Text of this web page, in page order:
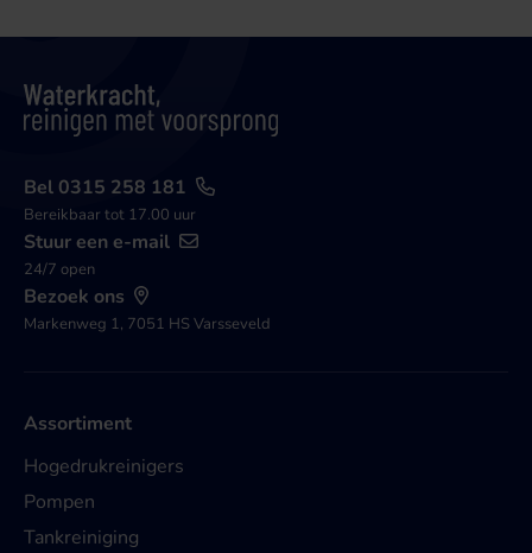
Bel 0315 258 181
Bereikbaar tot 17.00 uur
Stuur een e-mail
24/7 open
Bezoek ons
Markenweg 1, 7051 HS Varsseveld
Assortiment
Hogedrukreinigers
Pompen
Tankreiniging